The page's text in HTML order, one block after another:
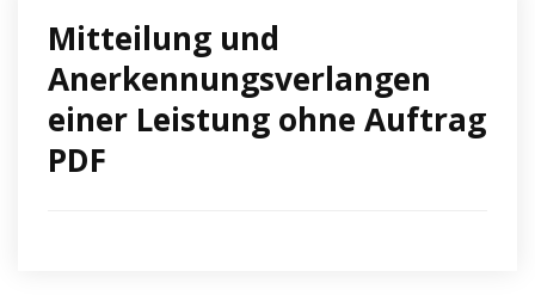
Mitteilung und
Anerkennungsverlangen
einer Leistung ohne Auftrag
PDF